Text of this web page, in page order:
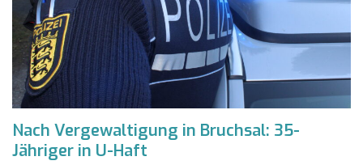
Nach Vergewaltigung in Bruchsal: 35-
Jähriger in U-Haft